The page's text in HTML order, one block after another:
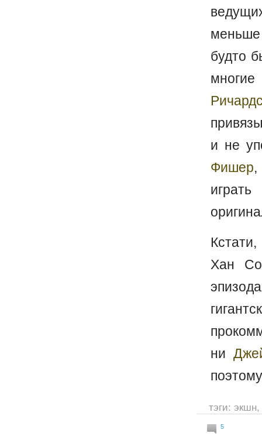
будто
и не
Фишер,
Хан
ни
тэги: экшн,
5